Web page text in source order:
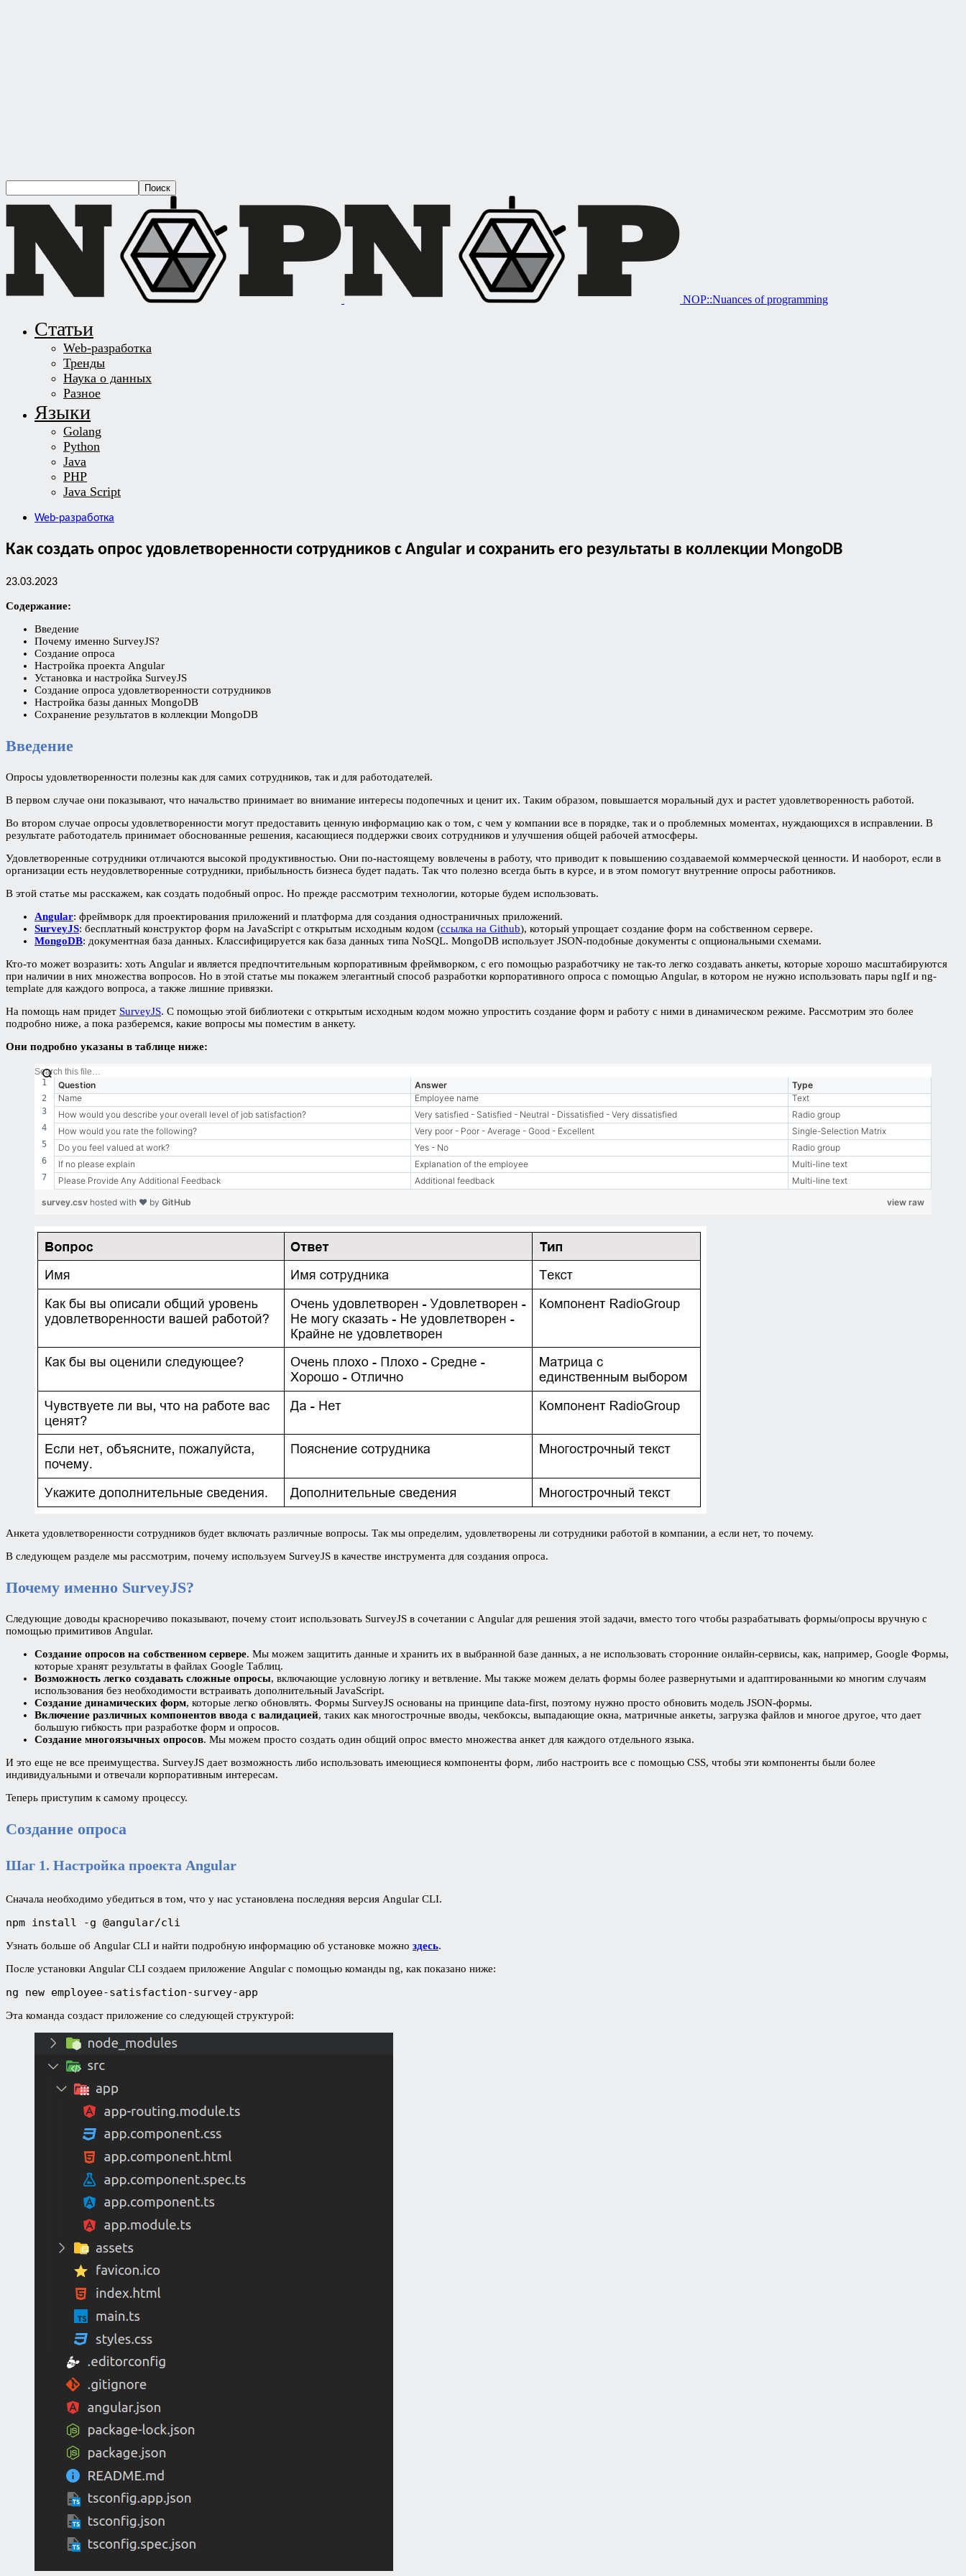
NOP::Nuances of programming
Статьи
Web-разработка
Тренды
Наука о данных
Разное
Языки
Golang
Python
Java
PHP
Java Script
Web-разработка
Как создать опрос удовлетворенности сотрудников с Angular и сохранить его результаты в коллекции MongoDB
23.03.2023
Содержание:
Введение
Почему именно SurveyJS?
Создание опроса
Настройка проекта Angular
Установка и настройка SurveyJS
Создание опроса удовлетворенности сотрудников
Настройка базы данных MongoDB
Сохранение результатов в коллекции MongoDB
Введение
Опросы удовлетворенности полезны как для самих сотрудников, так и для работодателей.
В первом случае они показывают, что начальство принимает во внимание интересы подопечных и ценит их. Таким образом, повышается моральный дух и растет удовлетворенность работой.
Во втором случае опросы удовлетворенности могут предоставить ценную информацию как о том, с чем у компании все в порядке, так и о проблемных моментах, нуждающихся в исправлении. В
результате работодатель принимает обоснованные решения, касающиеся поддержки своих сотрудников и улучшения общей рабочей атмосферы.
Удовлетворенные сотрудники отличаются высокой продуктивностью. Они по-настоящему вовлечены в работу, что приводит к повышению создаваемой коммерческой ценности. И наоборот, если в
организации есть неудовлетворенные сотрудники, прибыльность бизнеса будет падать. Так что полезно всегда быть в курсе, и в этом помогут внутренние опросы работников.
В этой статье мы расскажем, как создать подобный опрос. Но прежде рассмотрим технологии, которые будем использовать.
Angular: фреймворк для проектирования приложений и платформа для создания одностраничных приложений.
SurveyJS: бесплатный конструктор форм на JavaScript с открытым исходным кодом (ссылка на Github), который упрощает создание форм на собственном сервере.
MongoDB: документная база данных. Классифицируется как база данных типа NoSQL. MongoDB использует JSON-подобные документы с опциональными схемами.
Кто-то может возразить: хоть Angular и является предпочтительным корпоративным фреймворком, с его помощью разработчику не так-то легко создавать анкеты, которые хорошо масштабируются
при наличии в них множества вопросов. Но в этой статье мы покажем элегантный способ разработки корпоративного опроса с помощью Angular, в котором не нужно использовать пары ngIf и ng-
template для каждого вопроса, а также лишние привязки.
На помощь нам придет SurveyJS. С помощью этой библиотеки с открытым исходным кодом можно упростить создание форм и работу с ними в динамическом режиме. Рассмотрим это более
подробно ниже, а пока разберемся, какие вопросы мы поместим в анкету.
Они подробно указаны в таблице ниже:
Question Answer
Type
Name
Employee name
Text
How would you describe your overall level of job satisfaction?
Very satisfied - Satisfied - Neutral - Dissatisfied - Very dissatisfied
Radio group
How would you rate the following?
Very poor - Poor - Average - Good - Excellent
Single-Selection Matrix
Do you feel valued at work?
Yes - No
Radio group
If no please explain
Explanation of the employee
Multi-line text
Please Provide Any Additional Feedback
Additional feedback
Multi-line text
view raw
survey.csv hosted with ❤ by GitHub
Анкета удовлетворенности сотрудников будет включать различные вопросы. Так мы определим, удовлетворены ли сотрудники работой в компании, а если нет, то почему.
В следующем разделе мы рассмотрим, почему используем SurveyJS в качестве инструмента для создания опроса.
Почему именно SurveyJS?
Следующие доводы красноречиво показывают, почему стоит использовать SurveyJS в сочетании с Angular для решения этой задачи, вместо того чтобы разрабатывать формы/опросы вручную с
помощью примитивов Angular.
Создание опросов на собственном сервере. Мы можем защитить данные и хранить их в выбранной базе данных, а не использовать сторонние онлайн-сервисы, как, например, Google Формы,
которые хранят результаты в файлах Google Таблиц.
Возможность легко создавать сложные опросы, включающие условную логику и ветвление. Мы также можем делать формы более развернутыми и адаптированными ко многим случаям
использования без необходимости встраивать дополнительный JavaScript.
Создание динамических форм, которые легко обновлять. Формы SurveyJS основаны на принципе data-first, поэтому нужно просто обновить модель JSON-формы.
Включение различных компонентов ввода с валидацией, таких как многострочные вводы, чекбоксы, выпадающие окна, матричные анкеты, загрузка файлов и многое другое, что дает
большую гибкость при разработке форм и опросов.
Создание многоязычных опросов. Мы можем просто создать один общий опрос вместо множества анкет для каждого отдельного языка.
И это еще не все преимущества. SurveyJS дает возможность либо использовать имеющиеся компоненты форм, либо настроить все с помощью CSS, чтобы эти компоненты были более
индивидуальными и отвечали корпоративным интересам.
Теперь приступим к самому процессу.
Создание опроса
Шаг 1. Настройка проекта Angular
Сначала необходимо убедиться в том, что у нас установлена последняя версия Angular CLI.
npm install -g @angular/cli
Узнать больше об Angular CLI и найти подробную информацию об установке можно здесь.
После установки Angular CLI создаем приложение Angular с помощью команды ng, как показано ниже:
ng new employee-satisfaction-survey-app
Эта команда создаст приложение со следующей структурой: